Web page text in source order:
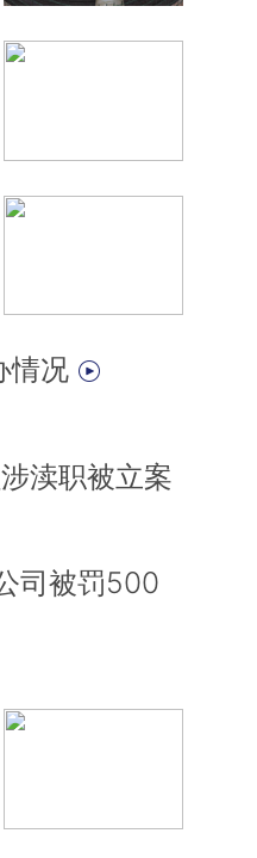
情况
渎职被立案
司被罚500